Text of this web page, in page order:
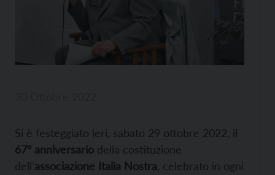
Si è festeggiato ieri, sabato 29 ottobre 2022, il
67° anniversario della costituzione
dell’associazione Italia Nostra , celebrato in ogni